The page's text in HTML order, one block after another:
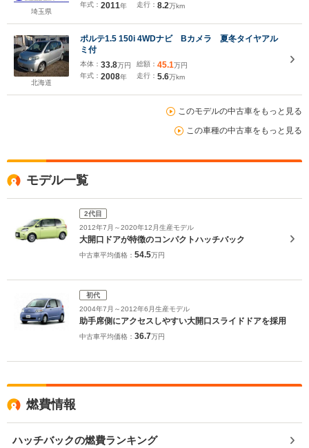
埼玉県
年式： 2011年
走行： 8.2万km
北海道
ポルテ1.5 150i 4WDナビ Bカメラ 夏冬タイヤアル
ミ付
本体： 33.8万円
年式： 2008年
総額： 45.1万円
走行： 5.6万km
このモデルの中古車をもっと見る
この車種の中古車をもっと見る
モデル一覧
2代目
2012年7月～2020年12月生産モデル
大開口ドアが特徴のコンパクトハッチバック
中古車平均価格： 54.5万円
初代
2004年7月～2012年6月生産モデル
助手席側にアクセスしやすい大開口スライドドアを採用
中古車平均価格： 36.7万円
燃費情報
ハッチバックの燃費ランキング